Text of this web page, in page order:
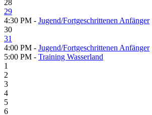
28
29
4:30 PM - Jugend/Fortgeschrittenen Anfänger
30
31
4:00 PM - Jugend/Fortgeschrittenen Anfänger
5:00 PM - Training Wasserland
1
2
3
4
5
6